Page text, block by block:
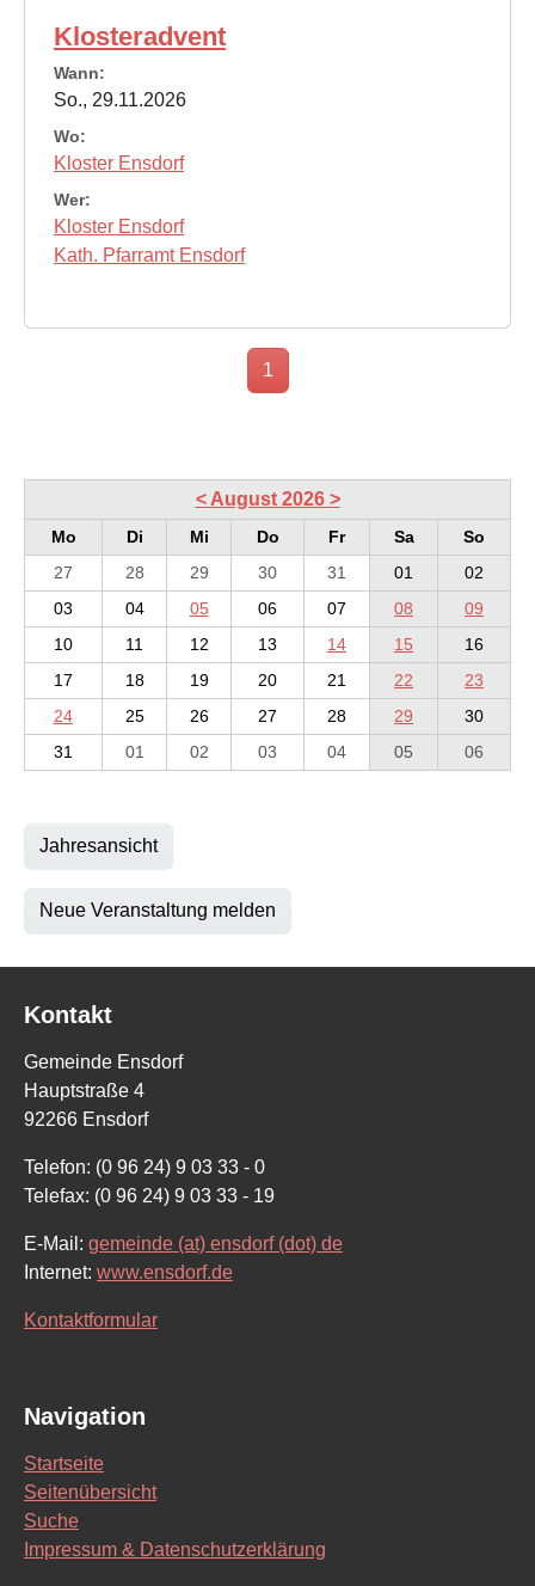
Klosteradvent
Wann:
So., 29.11.2026
Wo:
Kloster Ensdorf
Wer:
Kloster Ensdorf
Kath. Pfarramt Ensdorf
1
< August 2026 >
Mo Di Mi Do Fr Sa
So
27
28 29 30 31 01
02
03
04 05 06 07 08
09
10
11 12 13 14 15
16
17
18 19 20 21 22
23
24
25 26 27 28 29
30
31
01 02 03 04 05 06
Jahresansicht
Neue Veranstaltung melden
Kontakt
Gemeinde Ensdorf
Hauptstraße 4
92266 Ensdorf
Telefon: (0 96 24) 9 03 33 - 0
Telefax: (0 96 24) 9 03 33 - 19
E-Mail: gemeinde (at) ensdorf (dot) de
Internet: www.ensdorf.de
Kontaktformular
Navigation
Startseite
Seitenübersicht
Suche
Impressum & Datenschutzerklärung